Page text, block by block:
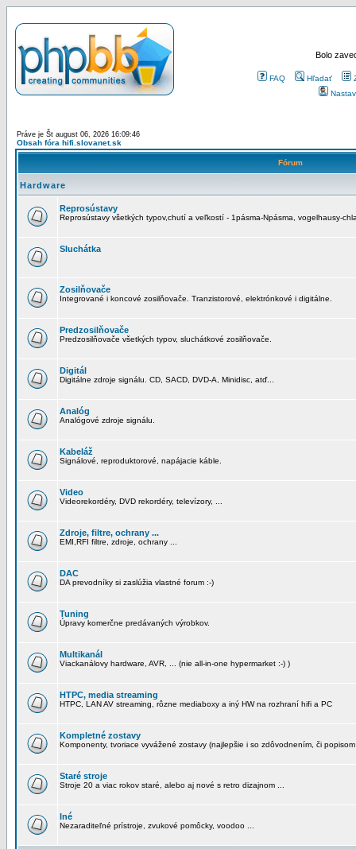
Bolo
FAQ Hľadať
Práve je Št august 06, 2026 16:09:46
Obsah fóra hifi.slovanet.sk
Fórum
Hardware
Reprosústavy
Reprosústavy všetkých typov,chutí a veľkostí - 1pásma-Npásma, vogelhausy-
Sluchátka
Zosilňovače
Integrované i koncové zosilňovače. Tranzistorové, elektrónkové i digitálne.
Predzosilňovače
Predzosilňovače všetkých typov, sluchátkové zosilňovače.
Digitál
Digitálne zdroje signálu. CD, SACD, DVD-A, Minidisc, atď...
Analóg
Analógové zdroje signálu.
Kabeláž
Signálové, reproduktorové, napájacie káble.
Video
Videorekordéry, DVD rekordéry, televízory, ...
Zdroje, filtre, ochrany ...
EMI,RFI filtre, zdroje, ochrany ...
DAC
DA prevodníky si zaslúžia vlastné forum :-)
Tuning
Úpravy komerčne predávaných výrobkov.
Multikanál
Viackanálovy hardware, AVR, ... (nie all-in-one hypermarket :-) )
HTPC, media streaming
HTPC, LAN AV streaming, rôzne mediaboxy a iný HW na rozhraní hifi a PC
Kompletné zostavy
Komponenty, tvoriace vyvážené zostavy (najlepšie i so zdôvodnením, či
Staré stroje
Stroje 20 a viac rokov staré, alebo aj nové s retro dizajnom ...
Iné
Nezaraditeľné prístroje, zvukové pomôcky, voodoo ...